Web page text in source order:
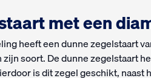
met een
heeft een dunne zegelstaart
soort. De dunne zegelstaart
is dit zegel geschikt, naast